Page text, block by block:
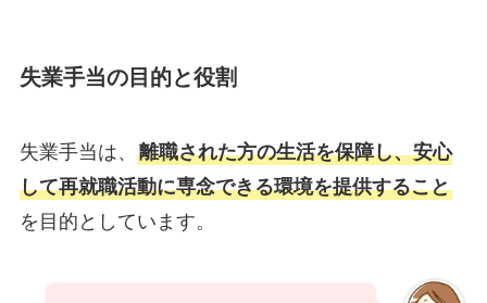
失業手当の目的と役割
失業手当は、 離職された方の生活を保障し、安心
して再就職活動に専念できる環境を提供すること
を目的としています。